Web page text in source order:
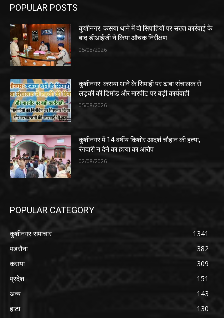
POPULAR POSTS
कुशीनगर: कसया थाने में दो सिपाहियों पर सख्त कार्रवाई के
बाद डीआईजी ने किया औचक निरीक्षण
05/08/2026
कुशीनगर: कसया थाने के सिपाही पर ढाबा संचालक से
लड़की की डिमांड और मारपीट पर बड़ी कार्यवाही
05/08/2026
कुशीनगर में 14 वर्षीय किशोर आदर्श चौहान की हत्या,
रंगदारी न देने का हत्या का आरोप
02/08/2026
POPULAR CATEGORY
कुशीनगर समाचार
1341
पडरौना
382
कसया
309
प्रदेश
151
अन्य
143
हाटा
130